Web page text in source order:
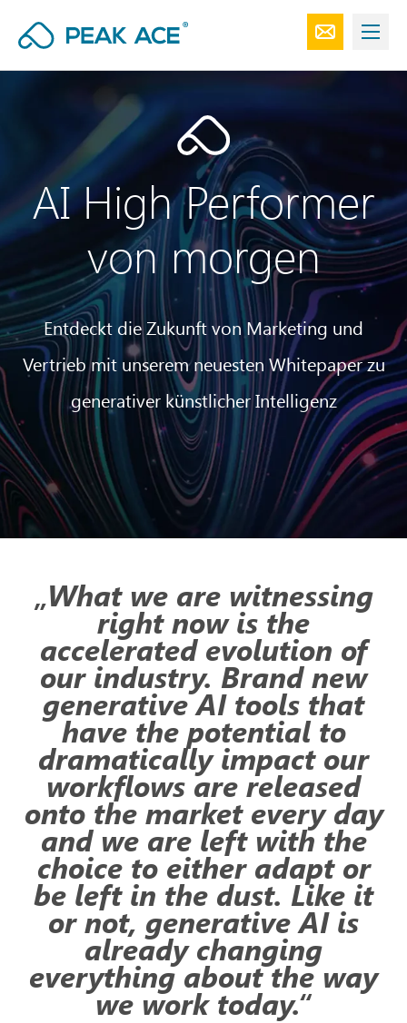
AI High Performer
von morgen
Entdeckt die Zukunft von Marketing und
Vertrieb mit unserem neuesten Whitepaper zu
generativer künstlicher Intelligenz
„What we are witnessing
right now is the
accelerated evolution of
our industry. Brand new
generative AI tools that
have the potential to
dramatically impact our
workflows are released
onto the market every day
and we are left with the
choice to either adapt or
be left in the dust. Like it
or not, generative AI is
already changing
everything about the way
we work today.“